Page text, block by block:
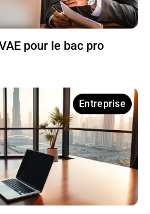
pour le bac pro
Entreprise